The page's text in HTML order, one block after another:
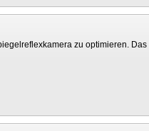
zu optimieren. Das